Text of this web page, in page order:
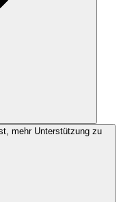
mehr Unterstützung zu